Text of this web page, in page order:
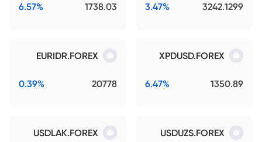
3242.1299
3.47%
1738.03
6.57%
XPDUSD.FOREX
1350.89
6.47%
EURIDR.FOREX
20778
0.39%
USDUZS.FOREX
USDLAK.FOREX